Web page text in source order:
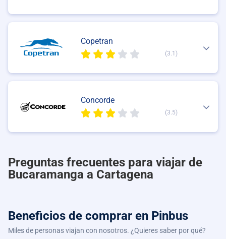
Copetran
(3.1)
Concorde
(3.5)
Preguntas frecuentes para viajar de
Bucaramanga a Cartagena
Beneficios de comprar en Pinbus
Miles de personas viajan con nosotros. ¿Quieres saber por qué?